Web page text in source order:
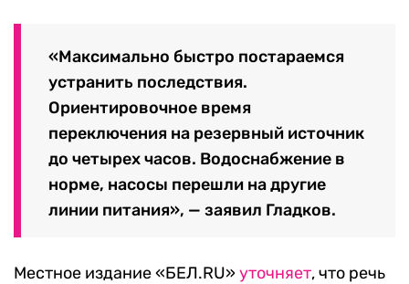
«Максимально быстро постараемся
устранить последствия.
Ориентировочное время
переключения на резервный источник
до четырех часов. Водоснабжение в
норме, насосы перешли на другие
линии питания», — заявил Гладков.
Местное издание «БЕЛ.RU»уточняет, что речь